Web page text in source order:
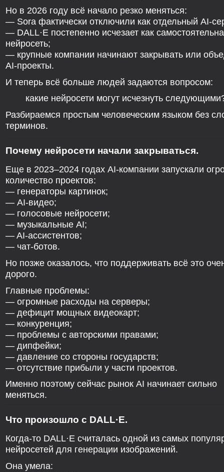
Но в 2026 году всё начало резко меняться:
— Sora фактически отключили как отдельный AI-
— DALL·E постепенно исчезает как
нейросеть;
— крупные компании начинают закрывать или
AI-проекты.
И теперь всё больше людей задаются вопросом:
какие нейросети могут исчезнуть
Разбираемся простым человеческим языком без
терминов.
Почему нейросети начали закрываться.
Еще в 2023–2024 годах AI-компании запускали
количество проектов:
— генераторы картинок;
— AI-видео;
— голосовые нейросети;
— музыкальные AI;
— AI-ассистентов;
— чат-ботов.
Но позже оказалось, что поддерживать всё это
дорого.
Главные проблемы:
— огромные расходы на серверы;
— дефицит мощных видеокарт;
— конкуренция;
— проблемы с авторскими правами;
— дипфейки;
— давление со стороны государств;
— отсутствие прибыли у части проектов.
Именно поэтому сейчас рынок AI начинает сильно
меняться.
Что произошло с DALL·E.
Когда-то DALL·E считалась одной из самых
нейросетей для генерации изображений.
Она умела: